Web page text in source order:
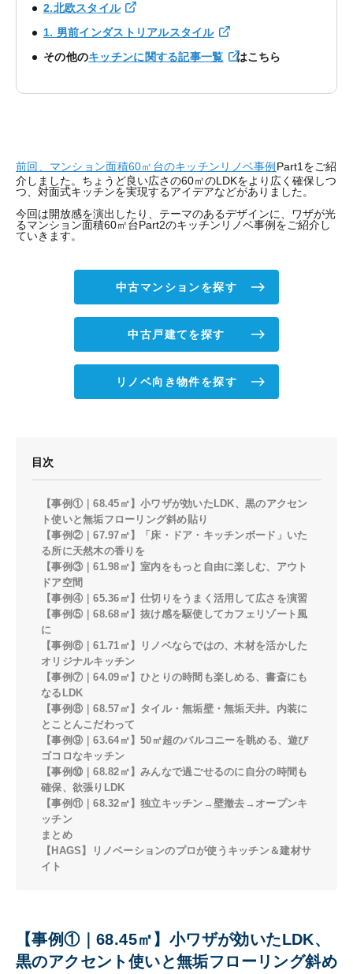
2.北欧スタイル
1. 男前インダストリアルスタイル
その他のキッチンに関する記事一覧 はこちら
前回、マンション面積60㎡台のキッチンリノベ事例Part1をご紹
介しました。ちょうど良い広さの60㎡のLDKをより広く確保しつ
つ、対面式キッチンを実現するアイデアなどがありました。
今回は開放感を演出したり、テーマのあるデザインに、ワザが光
るマンション面積60㎡台Part2のキッチンリノベ事例をご紹介し
ていきます。
中古マンションを探す
中古戸建てを探す
リノベ向き物件を探す
目次
【事例①｜68.45㎡】小ワザが効いたLDK、黒のアクセン
ト使いと無垢フローリング斜め貼り
【事例②｜67.97㎡】「床・ドア・キッチンボード」いた
る所に天然木の香りを
【事例③｜61.98㎡】室内をもっと自由に楽しむ、アウト
ドア空間
【事例④｜65.36㎡】仕切りをうまく活用して広さを演習
【事例⑤｜68.68㎡】抜け感を駆使してカフェリゾート風
に
【事例⑥｜61.71㎡】リノベならではの、木材を活かした
オリジナルキッチン
【事例⑦｜64.09㎡】ひとりの時間も楽しめる、書斎にも
なるLDK
【事例⑧｜68.57㎡】タイル・無垢壁・無垢天井。内装に
とことんこだわって
【事例⑨｜63.64㎡】50㎡超のバルコニーを眺める、遊び
ゴコロなキッチン
【事例⑩｜68.82㎡】みんなで過ごせるのに自分の時間も
確保、欲張りLDK
【事例⑪｜68.32㎡】独立キッチン→壁撤去→オープンキ
ッチン
まとめ
【HAGS】リノベーションのプロが使うキッチン＆建材サ
イト
【事例①｜68.45㎡】小ワザが効いたLDK、
黒のアクセント使いと無垢フローリング斜め